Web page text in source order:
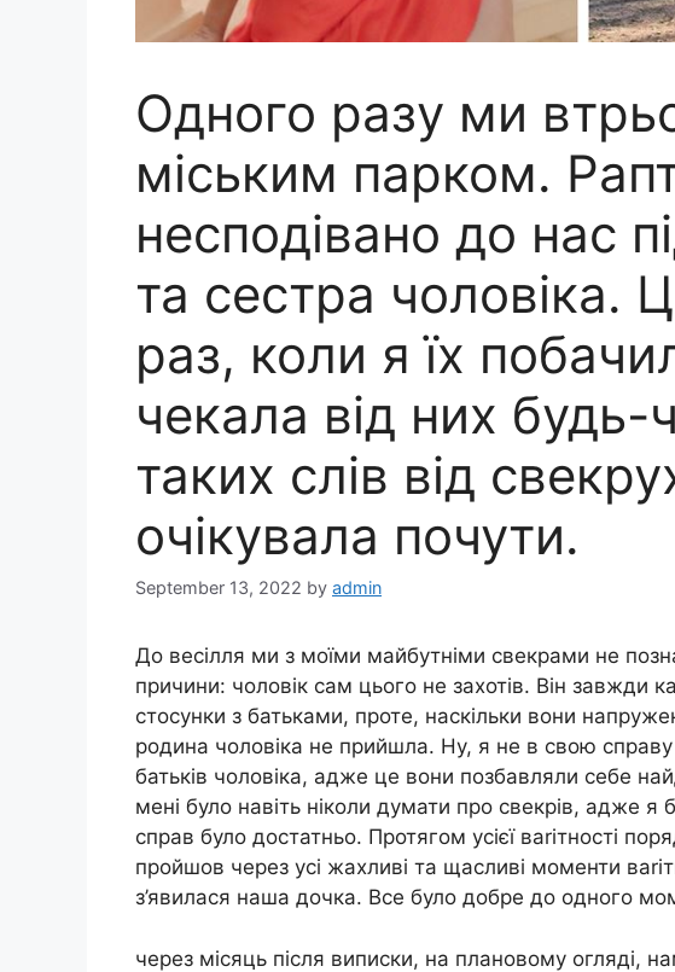
Одного разу ми
міським парком.
несподівано до нас
та сестра чоловіка.
раз, коли я їх
чекала від них будь-
таких слів від
очікувала почути.
September 13, 2022 by admin
До весілля ми з моїми майбутніми свекрами не
причини: чоловік сам цього не захотів. Він завжди
стосунки з батьками, проте, наскільки вони
родина чоловіка не прийшла. Ну, я не в свою
батьків чоловіка, адже це вони позбавляли себе
мені було навіть ніколи думати про свекрів, адже я
справ було достатньо. Протягом усієї ваrітності
пройшов через усі жахливі та щасливі моменти
з’явилася наша дочка. Все було добре до одного
через місяць після виписки, на плановому огляді,